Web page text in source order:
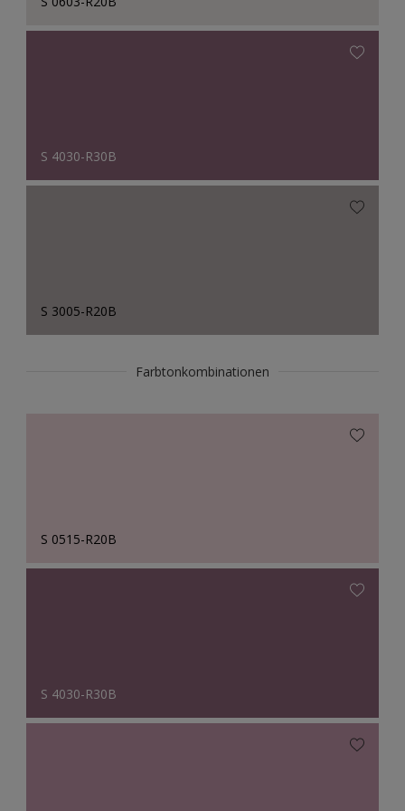
S 4030-R30B
S 3005-R20B
Farbtonkombinationen
S 0515-R20B
S 4030-R30B